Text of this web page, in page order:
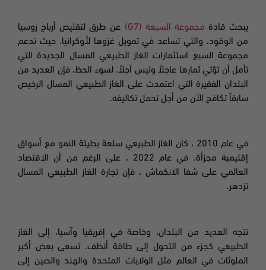
يبحث قادة مجموعة السبعة (G7)
عن طرق لتقليص أرباح روسيا
من الوقود، والتي تساعد في تمويل غزوها لأوكرانيا. حيث تدعم
مجموعة السبع استثمارات الغاز الطبيعي المسال الجديدة التي
تأمل أن تؤتي ثمارها عاجلاً وليس آجلاً. لسوء الحظ، فإن العديد من
البلدان الفقيرة التي اعتمدت على الغاز الطبيعي المسال الرخيص
سابقاً تكافح الآن من أجل تحمل تكاليفه.
في عام 2010 ، كان الغاز الطبيعي سلعة بطيئة النمو مع أسواق
إقليمية مجزأة. في عام 2022 ، على الرغم من أن الاقتصاد
العالمي على شفا الانكماش ، فإن تجارة الغاز الطبيعي المسال
تزدهر.
تتجه العديد من البلدان، وخاصة في إفريقيا وآسيا، إلى الغاز
الطبيعي كجزء من التحول إلى طاقة أنظف. تسعى بعض أكبر
الملوثات في العالم مثل الولايات المتحدة والهند والصين إلى